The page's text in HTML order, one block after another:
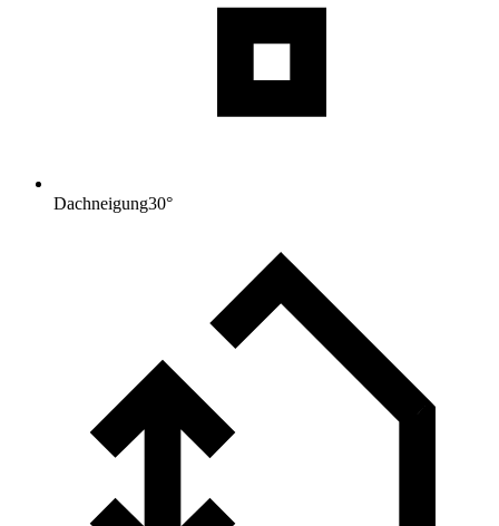
Dachneigung30°